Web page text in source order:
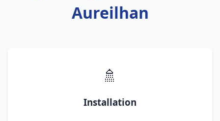
Aureilhan
🚿
Installation